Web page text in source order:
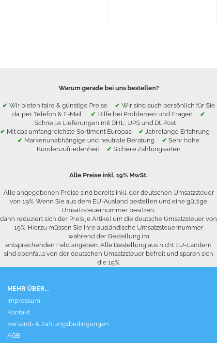
Warum gerade bei uns bestellen?
✔ Wir bieten faire & günstige Preise ✔ Wir sind auch persönlich für Sie
da: per Telefon & E-Mail ✔ Hilfe bei Problemen und Fragen ✔
Schnelle Lieferungen mit DHL, UPS und Dt. Post
✔ Mit das umfangreichste Sortiment Europas ✔ Jahrelange Erfahrung
✔ Markenunabhängige und neutrale Beratung ✔ Sehr hohe
Kundenzufriedenheit ✔ Sichere Zahlungsarten
Alle Preise inkl. 19% MwSt.
Alle angegebenen Preise sind bereits inkl. der deutschen Umsatzsteuer
von 19%. Wenn Sie aus dem EU-Ausland bestellen und eine gültige
Umsatzsteuernummer besitzen,
dann reduziert sich der Preis je Artikel um die deutsche Umsatzsteuer von
19%. Hierzu müssen Sie Ihre ausländische Umsatzsteuernummer
während der Bestellung im
entsprechenden Feld angeben. Alle Bestellung aus nicht EU-Ländern
sind ebenfalls von der deutschen Umsatzsteuer befreit und sparen sich
die 19%.
MEHR ÜBER...
Impressum
Kontakt
Versand- & Zahlungsbedingungen
AGB